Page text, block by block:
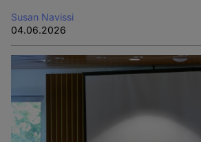
Susan Navissi
04.06.2026